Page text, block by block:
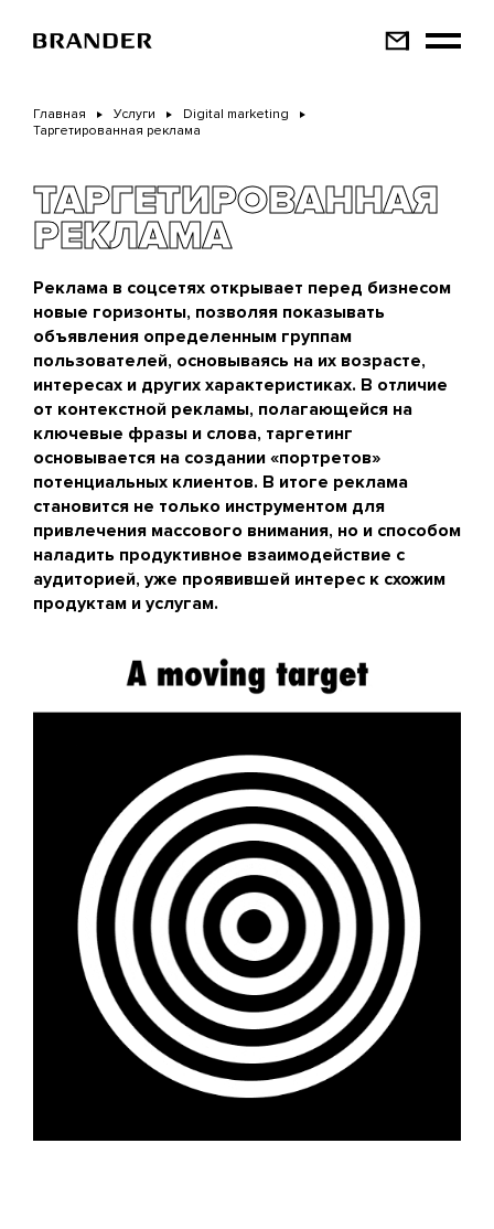
основному
Главная Услуги
Digital marketing
Таргетированная реклама
ТАРГЕТИРОВАННАЯ
РЕКЛАМА
Реклама в соцсетях открывает перед бизнесом
новые горизонты, позволяя показывать
объявления определенным группам
пользователей, основываясь на их возрасте,
интересах и других характеристиках. В отличие
от контекстной рекламы, полагающейся на
ключевые фразы и слова, таргетинг
основывается на создании «портретов»
потенциальных клиентов. В итоге реклама
становится не только инструментом для
привлечения массового внимания, но и способом
наладить продуктивное взаимодействие с
аудиторией, уже проявившей интерес к схожим
продуктам и услугам.